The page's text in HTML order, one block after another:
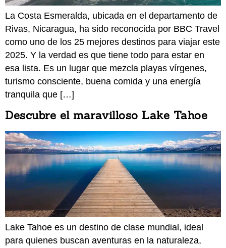
La Costa Esmeralda, ubicada en el departamento de
Rivas, Nicaragua, ha sido reconocida por BBC Travel
como uno de los 25 mejores destinos para viajar este
2025. Y la verdad es que tiene todo para estar en
esa lista. Es un lugar que mezcla playas vírgenes,
turismo consciente, buena comida y una energía
tranquila que […]
Descubre el maravilloso Lake Tahoe
Lake Tahoe es un destino de clase mundial, ideal
para quienes buscan aventuras en la naturaleza,